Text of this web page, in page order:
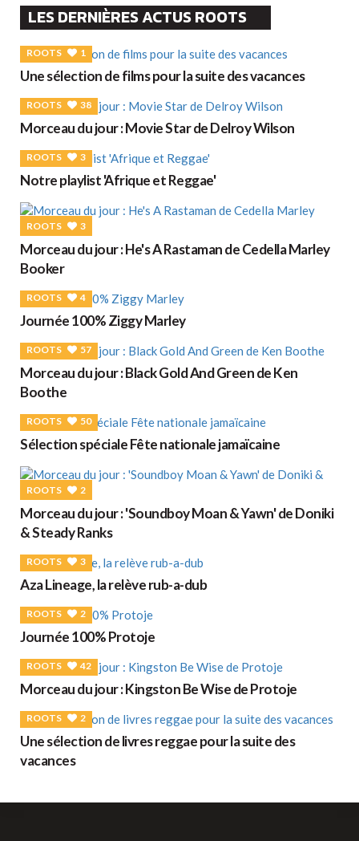
LES DERNIÈRES ACTUS ROOTS
ROOTS 1
Une sélection de films pour la suite des vacances
ROOTS 38
Morceau du jour : Movie Star de Delroy Wilson
ROOTS 3
Notre playlist 'Afrique et Reggae'
ROOTS 3
Morceau du jour : He's A Rastaman de Cedella Marley
Booker
ROOTS 4
Journée 100% Ziggy Marley
ROOTS 57
Morceau du jour : Black Gold And Green de Ken
Boothe
ROOTS 50
Sélection spéciale Fête nationale jamaïcaine
ROOTS 2
Morceau du jour : 'Soundboy Moan & Yawn' de Doniki
& Steady Ranks
ROOTS 3
Aza Lineage, la relève rub-a-dub
ROOTS 2
Journée 100% Protoje
ROOTS 42
Morceau du jour : Kingston Be Wise de Protoje
ROOTS 2
Une sélection de livres reggae pour la suite des
vacances